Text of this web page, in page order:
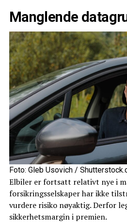
Manglende
Foto: Gleb Usovich /
Elbiler er fortsatt relativt nye i
forsikringsselskaper har ikke
vurdere risiko nøyaktig. Derfor
sikkerhetsmargin i premien.